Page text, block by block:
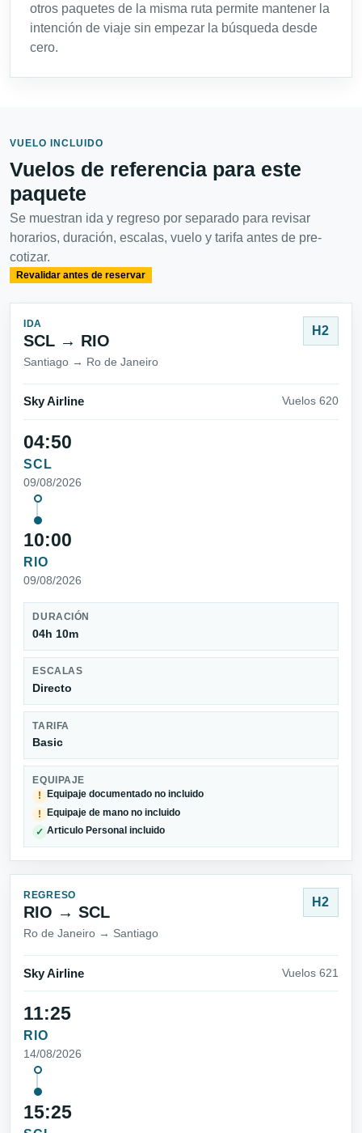
otros paquetes de la misma ruta permite mantener la
intención de viaje sin empezar la búsqueda desde
cero.
VUELO INCLUIDO
Vuelos de referencia para este
paquete
Se muestran ida y regreso por separado para revisar
horarios, duración, escalas, vuelo y tarifa antes de pre-
cotizar.
Revalidar antes de reservar
IDA
SCL → RIO
Santiago → Ro de Janeiro
H2
Sky Airline Vuelos 620
04:50
SCL
09/08/2026
10:00
RIO
09/08/2026
DURACIÓN
04h 10m
ESCALAS
Directo
TARIFA
Basic
EQUIPAJE
!
Equipaje documentado no incluido
! Equipaje de mano no incluido
✓ Articulo Personal incluido
REGRESO
RIO → SCL
Ro de Janeiro → Santiago
H2
Sky Airline Vuelos 621
11:25
RIO
14/08/2026
15:25